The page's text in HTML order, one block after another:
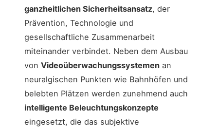
ganzheitlichen Sicherheitsansatz, der
Prävention, Technologie und
gesellschaftliche Zusammenarbeit
miteinander verbindet. Neben dem Ausbau
von Videoüberwachungssystemen an
neuralgischen Punkten wie Bahnhöfen und
belebten Plätzen werden zunehmend auch
intelligente Beleuchtungskonzepte
eingesetzt, die das subjektive